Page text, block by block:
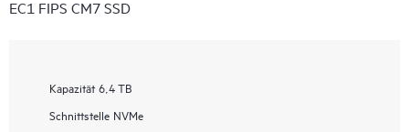
EC1 FIPS CM7 SSD
Kapazität 6,4 TB
Schnittstelle NVMe